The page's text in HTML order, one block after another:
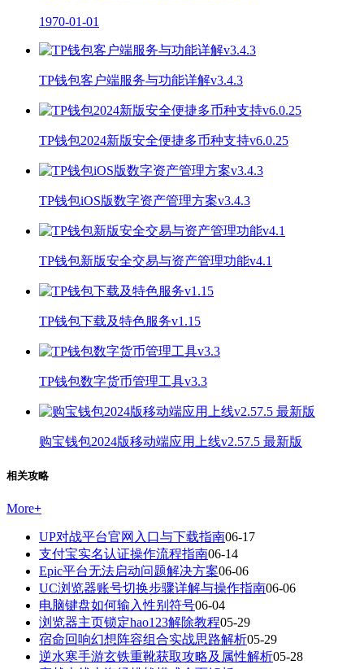
1970-01-01
TP钱包客户端服务与功能详解v3.4.3
TP钱包2024新版安全便捷多币种支持v6.0.25
TP钱包iOS版数字资产管理方案v3.4.3
TP钱包新版安全交易与资产管理功能v4.1
TP钱包下载及特色服务v1.15
TP钱包数字货币管理工具v3.3
购宝钱包2024版移动端应用上线v2.57.5 最新版
相关攻略
More+
UP对战平台官网入口与下载指南06-17
支付宝实名认证操作流程指南06-14
Epic平台无法启动问题解决方案06-06
UC浏览器账号切换步骤详解与操作指南06-06
电脑键盘如何输入性别符号06-04
浏览器主页锁定hao123解除教程05-29
宿命回响幻想阵容组合实战思路解析05-29
逆水寒手游玄铁重靴获取攻略及属性解析05-28